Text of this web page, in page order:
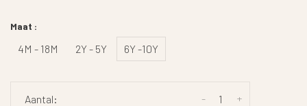
Maat :
4M - 18M 2Y - 5Y 6Y -10Y
Aantal: +
-